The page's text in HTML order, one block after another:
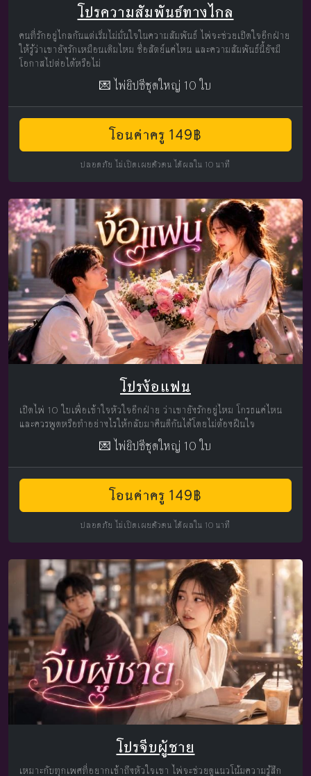
โปรความสัมพันธ์ทางไกล
คนที่รักอยู่ไกลกันแต่เริ่มไม่มั่นใจในความสัมพันธ์ ไพ่จะช่วยเปิดใจอีกฝ่าย
ให้รู้ว่าเขายังรักเหมือนเดิมไหม ซื่อสัตย์แค่ไหน และความสัมพันธ์นี้ยังมี
โอกาสไปต่อได้หรือไม่
💌 ไพ่ยิปซีชุดใหญ่ 10 ใบ
โอนค่าครู 149฿
ปลอดภัย ไม่เปิดเผยตัวตน ได้ผลใน 10 นาที
โปรง้อแฟน
เปิดไพ่ 10 ใบเพื่อเข้าใจหัวใจอีกฝ่าย ว่าเขายังรักอยู่ไหม โกรธแค่ไหน
และควรพูดหรือทำอย่างไรให้กลับมาคืนดีกันได้โดยไม่ต้องฝืนใจ
💌 ไพ่ยิปซีชุดใหญ่ 10 ใบ
โอนค่าครู 149฿
ปลอดภัย ไม่เปิดเผยตัวตน ได้ผลใน 10 นาที
โปรจีบผู้ชาย
เหมาะกับทุกเพศที่อยากเข้าถึงหัวใจเขา ไพ่จะช่วยดูแนวโน้มความรู้สึก